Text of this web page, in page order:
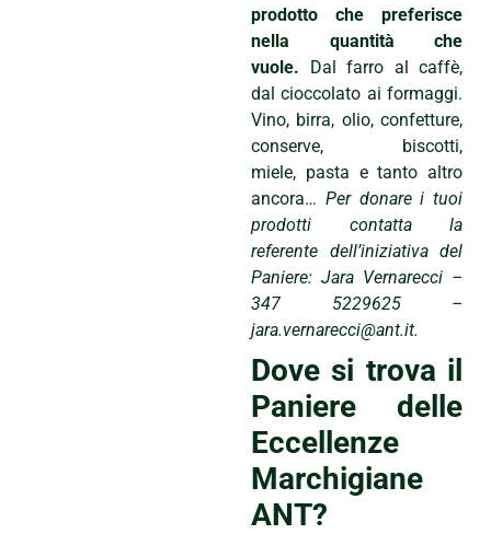
prodotto che preferisce
nella quantità che
vuole. Dal farro al caffè,
dal cioccolato ai formaggi.
Vino, birra, olio, confetture,
conserve, biscotti,
miele, pasta e tanto altro
ancora… Per donare i tuoi
prodotti contatta la
referente dell’iniziativa del
Paniere: Jara Vernarecci –
347 5229625 –
jara.vernarecci@ant.it.
Dove si trova il
Paniere delle
Eccellenze
Marchigiane
ANT?